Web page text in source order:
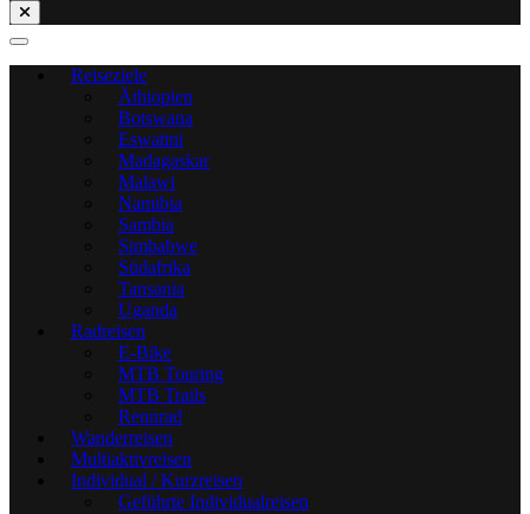
Reiseziele
Äthiopien
Botswana
Eswatini
Madagaskar
Malawi
Namibia
Sambia
Simbabwe
Südafrika
Tansania
Uganda
Radreisen
E-Bike
MTB Touring
MTB Trails
Rennrad
Wanderreisen
Multiaktivreisen
Individual / Kurzreisen
Geführte Individualreisen